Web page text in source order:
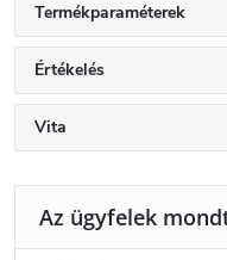
Termékparaméterek
Értékelés
Vita